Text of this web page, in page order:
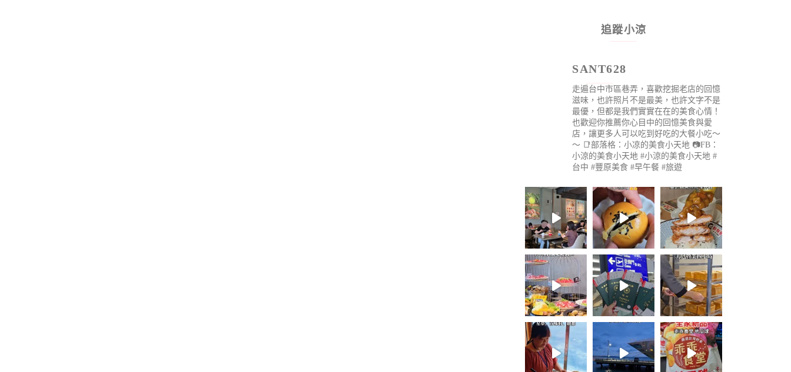
追蹤小涼
SANT628
走遍台中市區巷弄，喜歡挖掘老店的回憶
滋味，也許照片不是最美，也許文字不是
最優，但都是我們實實在在的美食心情！
也歡迎你推薦你心目中的回憶美食與愛
店，讓更多人可以吃到好吃的大餐小吃～
～ 📑部落格：小凉的美食小天地 📷FB：
小涼的美食小天地 #小涼的美食小天地 #
台中 #豐原美食 #早午餐 #旅遊